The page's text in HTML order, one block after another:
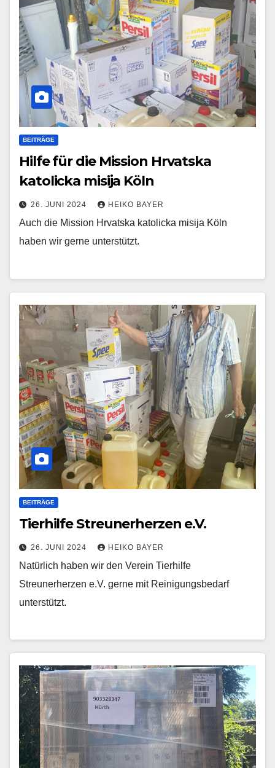
BEITRÄGE
Hilfe für die Mission Hrvatska
katolicka misija Köln
26. JUNI 2024 HEIKO BAYER
Auch die Mission Hrvatska katolicka misija Köln
haben wir gerne unterstützt.
BEITRÄGE
Tierhilfe Streunerherzen e.V.
26. JUNI 2024 HEIKO BAYER
Natürlich haben wir den Verein Tierhilfe
Streunerherzen e.V. gerne mit Reinigungsbedarf
unterstützt.